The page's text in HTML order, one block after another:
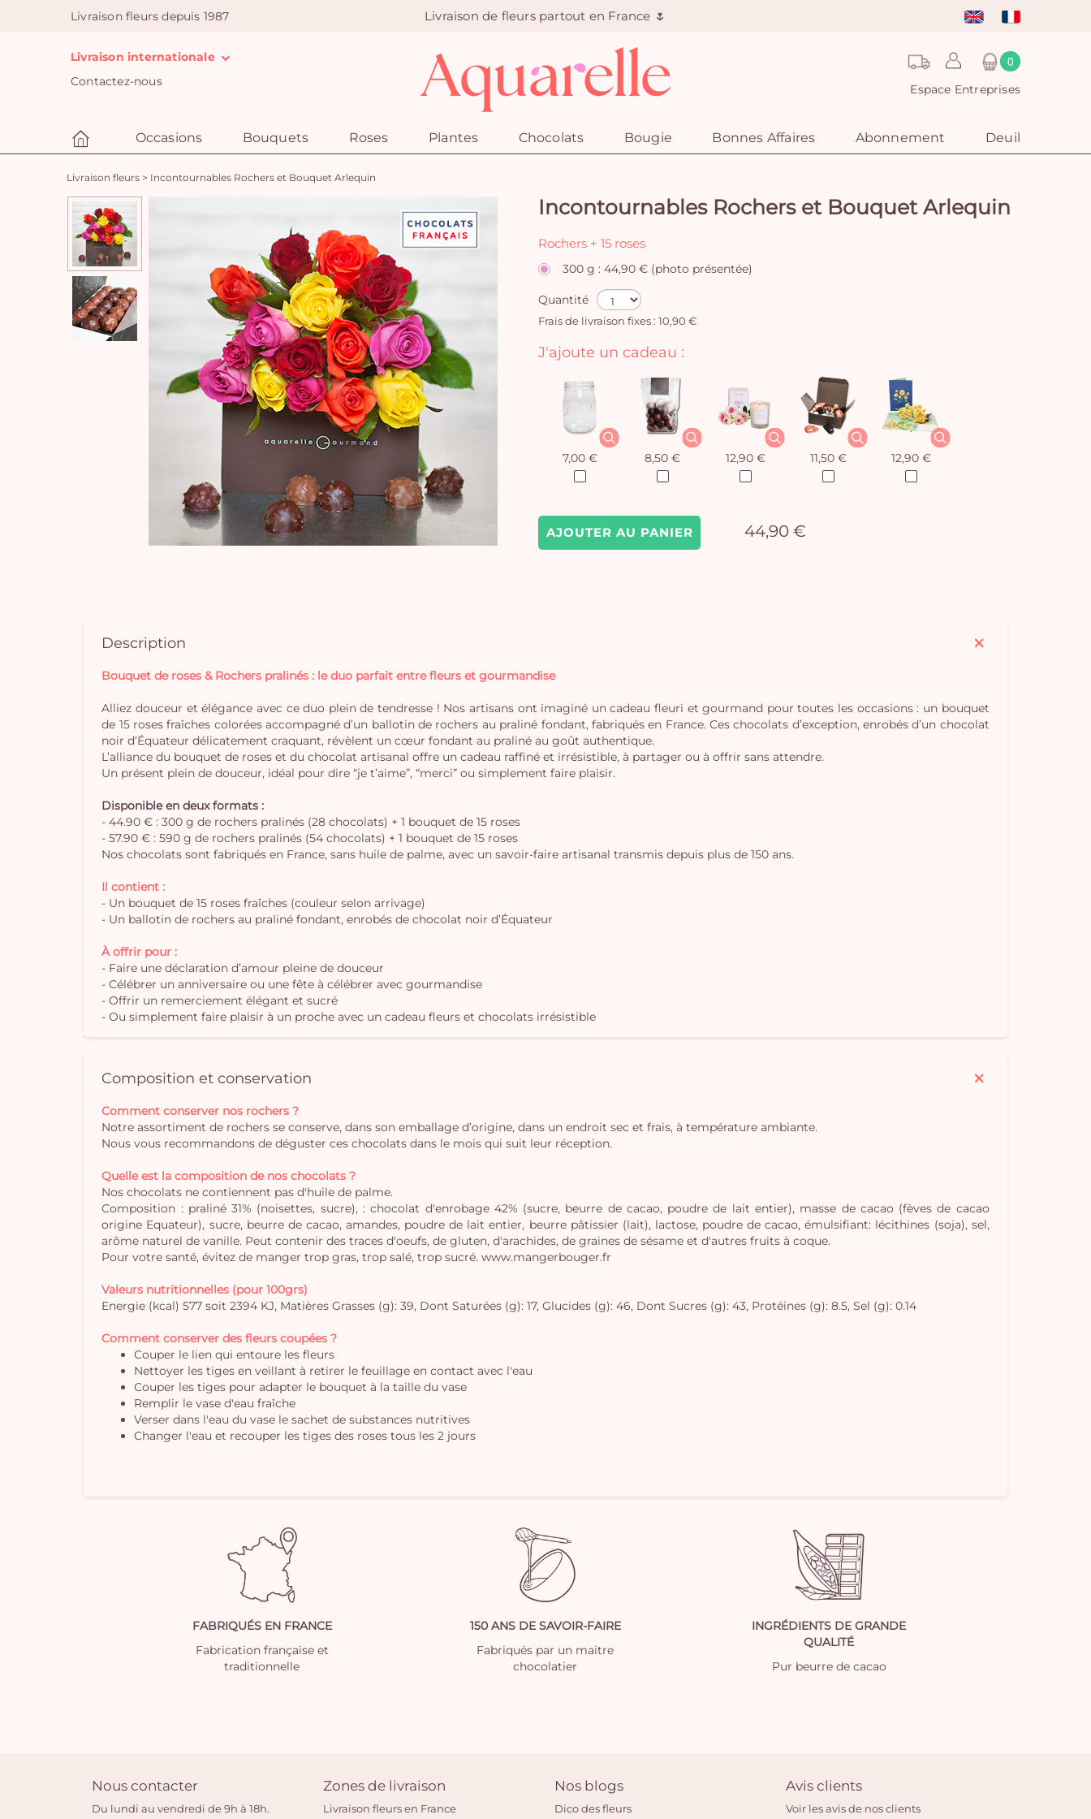
Livraison fleurs depuis 1987 Livraison de fleurs partout en France 🌷
Livraison internationale
Contactez-nous
0
Espace Entreprises
Occasions Bouquets Roses Plantes Chocolats Bougie Bonnes Affaires Abonnement Deuil
Livraison fleurs > Incontournables Rochers et Bouquet Arlequin
Incontournables Rochers et Bouquet Arlequin
Rochers + 15 roses
300 g : 44,90 € (photo présentée)
Quantité
Frais de livraison fixes : 10,90 €
AJOUTER AU PANIER 44,90 €
J'ajoute un cadeau :
7,00 € 8,50 € 12,90 € 11,50 € 12,90 €
Description
Bouquet de roses & Rochers pralinés : le duo parfait entre fleurs et gourmandise
Alliez douceur et élégance avec ce duo plein de tendresse ! Nos artisans ont imaginé un cadeau fleuri et gourmand pour toutes les occasions : un bouquet
de 15 roses fraîches colorées accompagné d’un ballotin de rochers au praliné fondant, fabriqués en France. Ces chocolats d’exception, enrobés d’un chocolat
noir d’Équateur délicatement craquant, révèlent un cœur fondant au praliné au goût authentique.
L’alliance du bouquet de roses et du chocolat artisanal offre un cadeau raffiné et irrésistible, à partager ou à offrir sans attendre.
Un présent plein de douceur, idéal pour dire “je t’aime”, “merci” ou simplement faire plaisir.
Disponible en deux formats :
- 44.90 € : 300 g de rochers pralinés (28 chocolats) + 1 bouquet de 15 roses
- 57.90 € : 590 g de rochers pralinés (54 chocolats) + 1 bouquet de 15 roses
Nos chocolats sont fabriqués en France, sans huile de palme, avec un savoir-faire artisanal transmis depuis plus de 150 ans.
Il contient :
- Un bouquet de 15 roses fraîches (couleur selon arrivage)
- Un ballotin de rochers au praliné fondant, enrobés de chocolat noir d’Équateur
À offrir pour :
- Faire une déclaration d’amour pleine de douceur
- Célébrer un anniversaire ou une fête à célébrer avec gourmandise
- Offrir un remerciement élégant et sucré
- Ou simplement faire plaisir à un proche avec un cadeau fleurs et chocolats irrésistible
Composition et conservation
Comment conserver nos rochers ?
Notre assortiment de rochers se conserve, dans son emballage d’origine, dans un endroit sec et frais, à température ambiante.
Nous vous recommandons de déguster ces chocolats dans le mois qui suit leur réception.
Quelle est la composition de nos chocolats ?
Nos chocolats ne contiennent pas d'huile de palme.
Composition : praliné 31% (noisettes, sucre), : chocolat d'enrobage 42% (sucre, beurre de cacao, poudre de lait entier), masse de cacao (fèves de cacao
origine Equateur), sucre, beurre de cacao, amandes, poudre de lait entier, beurre pâtissier (lait), lactose, poudre de cacao, émulsifiant: lécithines (soja), sel,
arôme naturel de vanille. Peut contenir des traces d'oeufs, de gluten, d'arachides, de graines de sésame et d'autres fruits à coque.
Pour votre santé, évitez de manger trop gras, trop salé, trop sucré. www.mangerbouger.fr
Valeurs nutritionnelles (pour 100grs)
Energie (kcal) 577 soit 2394 KJ, Matières Grasses (g): 39, Dont Saturées (g): 17, Glucides (g): 46, Dont Sucres (g): 43, Protéines (g): 8.5, Sel (g): 0.14
Comment conserver des fleurs coupées ?
Couper le lien qui entoure les fleurs
Nettoyer les tiges en veillant à retirer le feuillage en contact avec l'eau
Couper les tiges pour adapter le bouquet à la taille du vase
Remplir le vase d'eau fraîche
Verser dans l'eau du vase le sachet de substances nutritives
Changer l'eau et recouper les tiges des roses tous les 2 jours
FABRIQUÉS EN FRANCE
Fabrication française et
traditionnelle
150 ANS DE SAVOIR-FAIRE
Fabriqués par un maitre
chocolatier
INGRÉDIENTS DE GRANDE
QUALITÉ
Pur beurre de cacao
Nous contacter
Du lundi au vendredi de 9h à 18h.
Zones de livraison
Livraison fleurs en France
Nos blogs
Dico des fleurs
Avis clients
Voir les avis de nos clients